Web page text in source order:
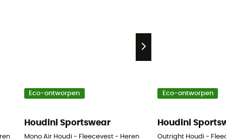
Eco-ontworpen
Houdini Sportswear
Mono Air Houdi - Fleecevest - Heren
Eco-ontworpen
Houdini
Outright Houdi -